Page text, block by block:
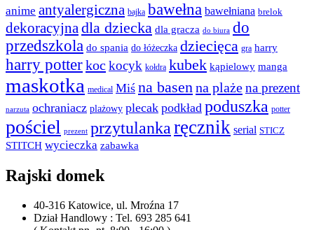
anime antyalergiczna bajka bawełna bawełniana brelok
dekoracyjna dla dziecka dla gracza do biura do
przedszkola do spania do łóżeczka dziecięca gra harry
harry potterkoc kocyk kołdra kubek kąpielowy manga
maskotka medical Miś na basenna plażena prezent
narzuta ochraniacz plażowy plecak podkład poduszka potter
pościel prezent przytulankaręcznik serial STICZ
STITCH wycieczka zabawka
Rajski domek
40-316 Katowice, ul. Mroźna 17
Dział Handlowy : Tel. 693 285 641